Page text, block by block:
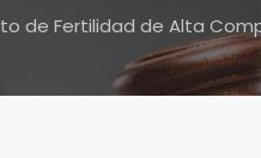
de Fertilidad de Alta